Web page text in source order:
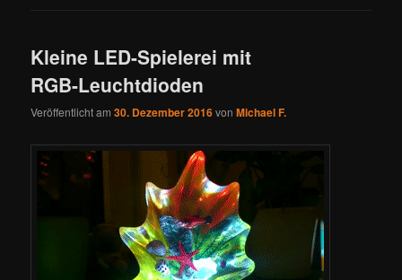
Kleine LED-Spielerei mit
RGB-Leuchtdioden
Veröffentlicht am30. Dezember 2016vonMichael F.